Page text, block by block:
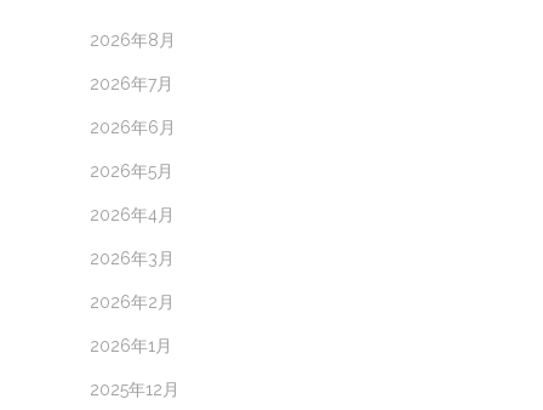
2026年8月
2026年7月
2026年6月
2026年5月
2026年4月
2026年3月
2026年2月
2026年1月
2025年12月